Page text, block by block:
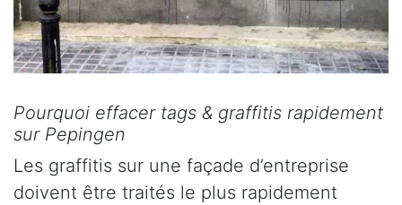
Pourquoi effacer tags & graffitis rapidement
sur Pepingen
Les graffitis sur une façade d’entreprise
doivent être traités le plus rapidement